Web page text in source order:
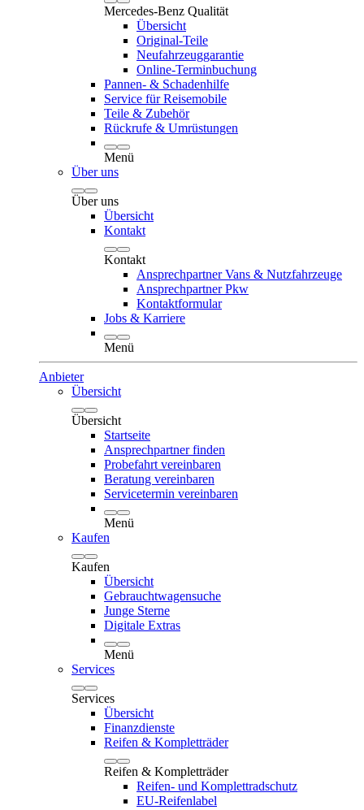
Mercedes-Benz Qualität
Übersicht
Original-Teile
Neufahrzeuggarantie
Online-Terminbuchung
Pannen- & Schadenhilfe
Service für Reisemobile
Teile & Zubehör
Rückrufe & Umrüstungen
Menü
Über uns
Über uns
Übersicht
Kontakt
Kontakt
Ansprechpartner Vans & Nutzfahrzeuge
Ansprechpartner Pkw
Kontaktformular
Jobs & Karriere
Menü
Anbieter
Übersicht
Übersicht
Startseite
Ansprechpartner finden
Probefahrt vereinbaren
Beratung vereinbaren
Servicetermin vereinbaren
Menü
Kaufen
Kaufen
Übersicht
Gebrauchtwagensuche
Junge Sterne
Digitale Extras
Menü
Services
Services
Übersicht
Finanzdienste
Reifen & Kompletträder
Reifen & Kompletträder
Reifen- und Komplettradschutz
EU-Reifenlabel